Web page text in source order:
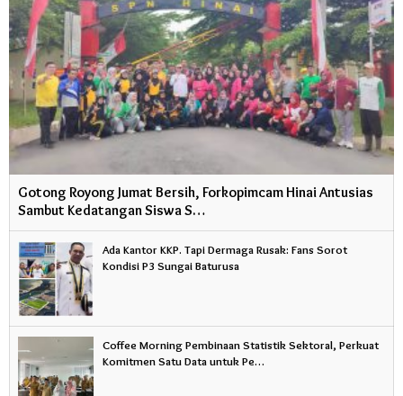
Gotong Royong Jumat Bersih, Forkopimcam Hinai Antusias
Sambut Kedatangan Siswa S…
Ada Kantor KKP. Tapi Dermaga Rusak: Fans Sorot
Kondisi P3 Sungai Baturusa
Coffee Morning Pembinaan Statistik Sektoral, Perkuat
Komitmen Satu Data untuk Pe…